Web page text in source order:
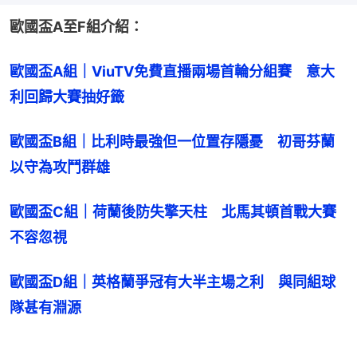
歐國盃A至F組介紹：
歐國盃A組｜ViuTV免費直播兩場首輪分組賽　意大
利回歸大賽抽好籤
歐國盃B組｜比利時最強但一位置存隱憂　初哥芬蘭
以守為攻鬥群雄
歐國盃C組｜荷蘭後防失擎天柱　北馬其頓首戰大賽
不容忽視
歐國盃D組｜英格蘭爭冠有大半主場之利　與同組球
隊甚有淵源